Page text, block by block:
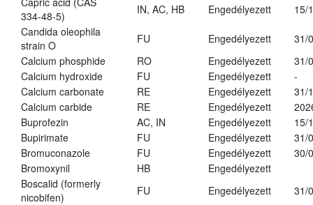
334-48-5)
IN, AC, HB Engedélyezett
15/
Candida oleophila
strain O
FU Engedélyezett
31/
Calcium phosphide
RO Engedélyezett
31/
Calcium hydroxide
FU Engedélyezett
-
Calcium carbonate
RE Engedélyezett
31/
Calcium carbide
RE Engedélyezett
Buprofezin
AC, IN Engedélyezett
15/
Bupirimate
FU Engedélyezett
31/
Bromuconazole
FU Engedélyezett
30/
Bromoxynil
HB
Engedélyezett
Boscalid (formerly
nicobifen)
FU Engedélyezett
31/